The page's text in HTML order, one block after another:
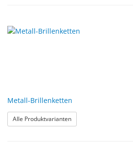
Metall-Brillenketten
Alle Produktvarianten: Metall-Brillenketten